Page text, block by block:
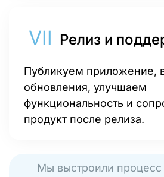
Релиз и
Публикуем приложение,
обновления, улучшаем
функциональность и
продукт после релиза.
Мы выстроили процесс